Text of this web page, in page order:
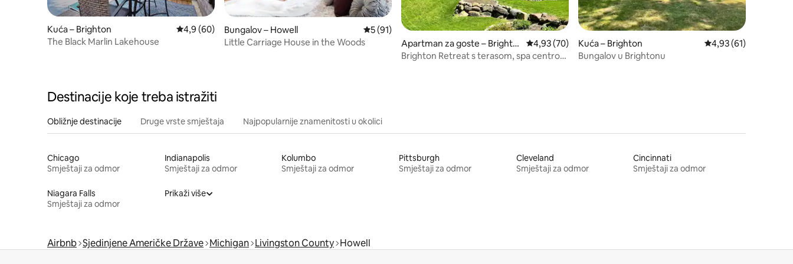
Kuća – Brighton Prosječna ocjena: 4,9/5, recenzija: 60
4,9 (60)
The Black Marlin Lakehouse
Bungalov – Howell Prosječna ocjena: 5/5, recenzija: 91
5 (91)
Little Carriage House in the Woods
Apartman za goste – Brighto
n
Prosječna ocjena: 4,93/5, recenzija: 70
4,93 (70)
Brighton Retreat s terasom, spa centrom
Kuća – Brighton Prosječna ocjena:
4,93 (61)
Bungalov u Brightonu
Destinacije koje treba istražiti
Obližnje destinacije Druge vrste smještaja Najpopularnije znamenitosti u okolici
Chicago
Smještaji za odmor
Indianapolis
Smještaji za odmor
Kolumbo
Smještaji za odmor
Pittsburgh
Smještaji za odmor
Cleveland
Smještaji za odmor
Cincinnati
Smještaji za odmor
Niagara Falls
Smještaji za odmor
Prikaži više
Airbnb Sjedinjene Američke Države Michigan Livingston County Howell